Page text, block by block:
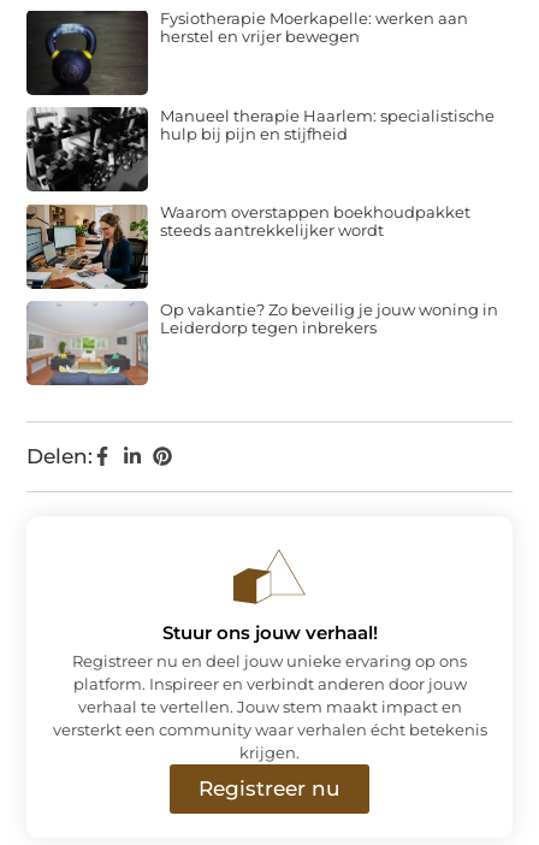
Delen:
Fysiotherapie Moerkapelle: werken aan
herstel en vrijer bewegen
Manueel therapie Haarlem: specialistische
hulp bij pijn en stijfheid
Waarom overstappen boekhoudpakket
steeds aantrekkelijker wordt
Op vakantie? Zo beveilig je jouw woning in
Leiderdorp tegen inbrekers
Stuur ons jouw verhaal!
Registreer nu en deel jouw unieke ervaring op ons
platform. Inspireer en verbindt anderen door jouw
verhaal te vertellen. Jouw stem maakt impact en
versterkt een community waar verhalen écht betekenis
krijgen.
Registreer nu